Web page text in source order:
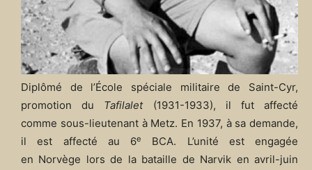
Diplômé de l’École spéciale militaire de Saint-Cyr,
promotion du Tafilalet(1931-1933), il fut affecté
comme sous-lieutenant à Metz. En 1937, à sa demande,
il est affecté au 6e
BCA. L’unité est engagée
en Norvège lors de la bataille de Narvik en avril-juin